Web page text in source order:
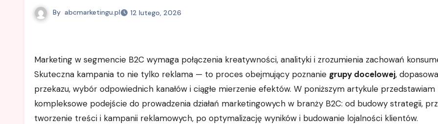
By abcmarketingu.pl 12 lutego, 2026
Marketing w segmencie B2C wymaga połączenia kreatywności, analityki i zrozumienia zachowań konsumentów.
Skuteczna kampania to nie tylko reklama — to proces obejmujący poznanie grupy docelowej,
przekazu, wybór odpowiednich kanałów i ciągłe mierzenie efektów. W poniższym artykule przedstawiam
kompleksowe podejście do prowadzenia działań marketingowych w branży B2C: od budowy strategii,
tworzenie treści i kampanii reklamowych, po optymalizację wyników i budowanie lojalności klientów.